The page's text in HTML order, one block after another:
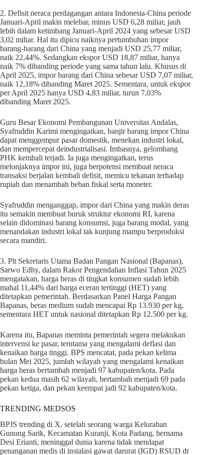
2. Defisit neraca perdagangan antara Indonesia-China periode
Januari-April makin melebar, minus USD 6,28 miliar, jauh
lebih dalam ketimbang Januari-April 2024 yang sebesar USD
3,02 miliar. Hal itu dipicu naiknya pertumbuhan impor
barang-barang dari China yang menjadi USD 25,77 miliar,
naik 22,44%. Sedangkan ekspor USD 18,87 miliar, hanya
naik 7% dibanding periode yang sama tahun lalu. Khusus di
April 2025, impor barang dari China sebesar USD 7,07 miliar,
naik 12,18% dibanding Maret 2025. Sementara, untuk ekspor
per April 2025 hanya USD 4,83 miliar, turun 7,03%
dibanding Maret 2025.
Guru Besar Ekonomi Pembangunan Universitas Andalas,
Syafruddin Karimi mengingatkan, banjir barang impor China
dapat menggempur pasar domestik, menekan industri lokal,
dan mempercepat deindustrialisasi. Imbasnya, gelombang
PHK kembali terjadi. Ia juga mengingatkan, terus
melonjaknya impor ini, juga berpotensi membuat neraca
transaksi berjalan kembali defisit, memicu tekanan terhadap
rupiah dan menambah beban fiskal serta moneter.
Syafruddin menganggap, impor dari China yang makin deras
itu semakin membuat buruk struktur ekonomi RI, karena
selain didominasi barang konsumsi, juga barang modal, yang
menandakan industri lokal tak kunjung mampu berproduksi
secara mandiri.
3. Plt Sekretaris Utama Badan Pangan Nasional (Bapanas),
Sarwo Edhy, dalam Rakor Pengendalian Inflasi Tahun 2025
mengatakan, harga beras di tingkat konsumen sudah lebih
mahal 11,44% dari harga eceran tertinggi (HET) yang
ditetapkan pemerintah. Berdasarkan Panel Harga Pangan
Bapanas, beras medium sudah mencapai Rp 13.930 per kg,
sementara HET untuk nasional ditetapkan Rp 12.500 per kg.
Karena itu, Bapanas meminta pemerintah segera melakukan
intervensi ke pasar, terutama yang mengalami deflasi dan
kenaikan harga tinggi. BPS mencatat, pada pekan kelima
bulan Mei 2025, jumlah wilayah yang mengalami kenaikan
harga beras bertambah menjadi 97 kabupaten/kota. Pada
pekan kedua masih 62 wilayah, bertambah menjadi 69 pada
pekan ketiga, dan pekan keempat jadi 92 kabupaten/kota.
TRENDING MEDSOS
BPJS trending di X, setelah seorang warga Kelurahan
Gunung Sarik, Kecamatan Kuranji, Kota Padang, bernama
Desi Erianti, meninggal dunia karena tidak mendapat
penanganan medis di instalasi gawat darurat (IGD) RSUD dr